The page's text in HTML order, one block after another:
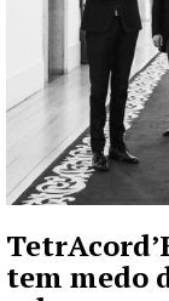
tem medo